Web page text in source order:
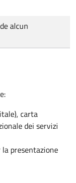
alcun
carta
dei servizi
presentazione